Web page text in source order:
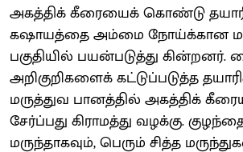
அகத்திக் கீரையைக் கொண்டு
கஷாயத்தை அம்மை நோய்க்கான
பகுதியில் பயன்படுத்து
அறிகுறிகளைக் கட்டுப்படுத்த
மருத்துவ பானத்தில் அகத்திக்
சேர்ப்பது கிராமத்து வழக்கு.
மருந்தாகவும், பெரும் சித்த